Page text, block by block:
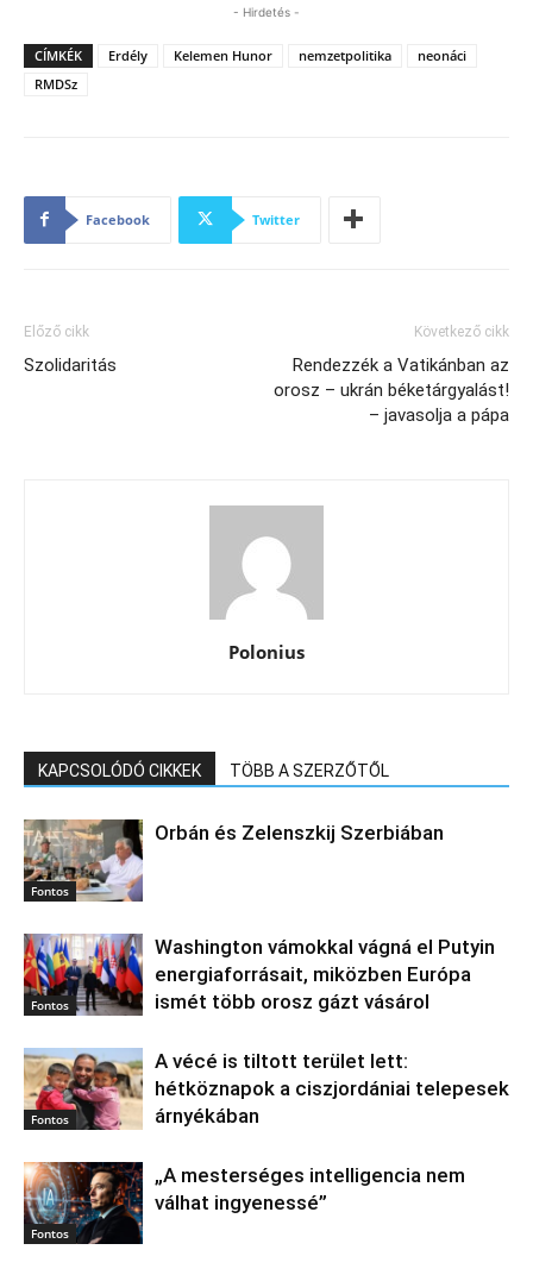
- Hirdetés -
CÍMKÉK Erdély Kelemen Hunor nemzetpolitika
neonáci
RMDSz
Facebook Twitter
Előző cikk
Szolidaritás
Következő cikk
Rendezzék a Vatikánban az
orosz – ukrán béketárgyalást!
– javasolja a pápa
Polonius
KAPCSOLÓDÓ CIKKEK TÖBB A SZERZŐTŐL
Fontos
Orbán és Zelenszkij Szerbiában
Fontos
Washington vámokkal vágná el Putyin
energiaforrásait, miközben Európa
ismét több orosz gázt vásárol
Fontos
A vécé is tiltott terület lett:
hétköznapok a ciszjordániai telepesek
árnyékában
Fontos
„A mesterséges intelligencia nem
válhat ingyenessé”